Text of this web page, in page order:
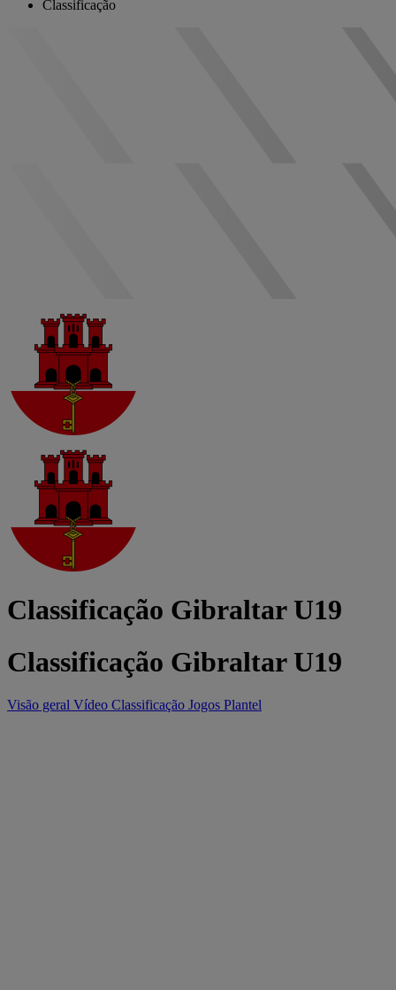
Classificação
Classificação Gibraltar U19
Classificação Gibraltar U19
Visão geral Vídeo Classificação Jogos Plantel